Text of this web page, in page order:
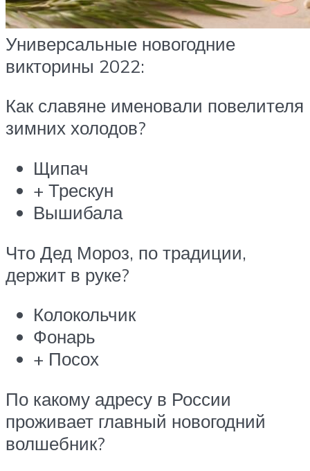
Универсальные новогодние
викторины 2022:
Как славяне именовали повелителя
зимних холодов?
Щипач
+ Трескун
Вышибала
Что Дед Мороз, по традиции,
держит в руке?
Колокольчик
Фонарь
+ Посох
По какому адресу в России
проживает главный новогодний
волшебник?